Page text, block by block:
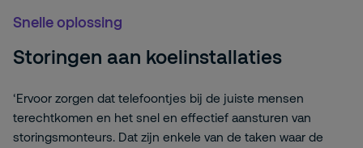
Snelle oplossing
Storingen aan koelinstallaties
‘Ervoor zorgen dat telefoontjes bij de juiste mensen
terechtkomen en het snel en effectief aansturen van
storingsmonteurs. Dat zijn enkele van de taken waar de